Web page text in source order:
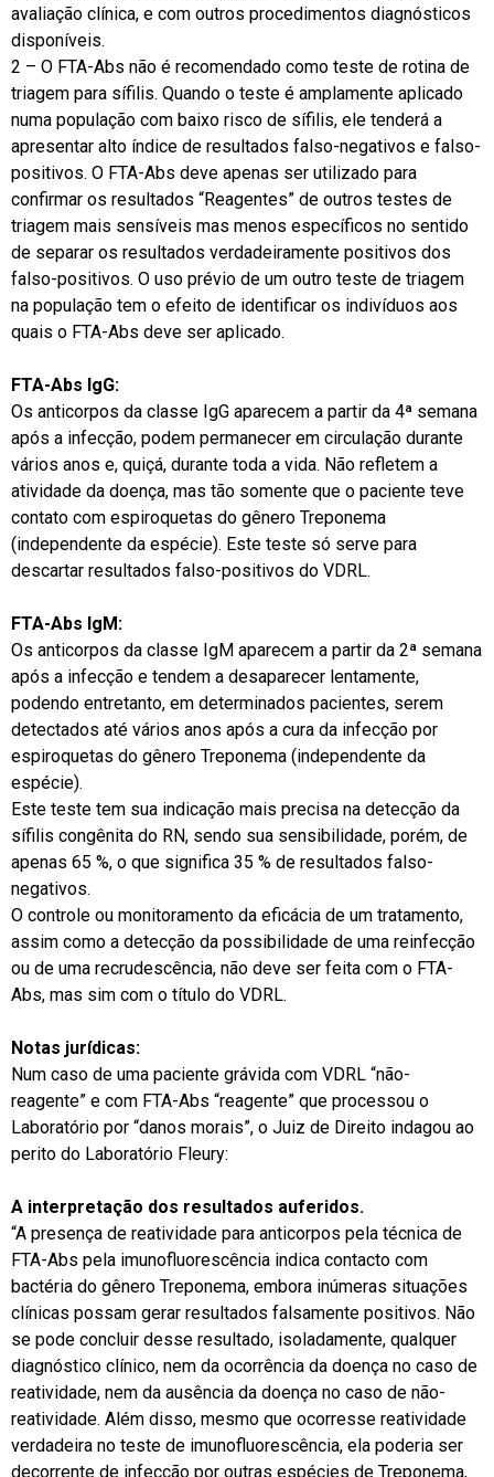
avaliação clínica, e com outros procedimentos diagnósticos
disponíveis.
2 – O FTA-Abs não é recomendado como teste de rotina de
triagem para sífilis. Quando o teste é amplamente aplicado
numa população com baixo risco de sífilis, ele tenderá a
apresentar alto índice de resultados falso-negativos e falso-
positivos. O FTA-Abs deve apenas ser utilizado para
confirmar os resultados “Reagentes” de outros testes de
triagem mais sensíveis mas menos específicos no sentido
de separar os resultados verdadeiramente positivos dos
falso-positivos. O uso prévio de um outro teste de triagem
na população tem o efeito de identificar os indivíduos aos
quais o FTA-Abs deve ser aplicado.
FTA-Abs IgG:
Os anticorpos da classe IgG aparecem a partir da 4ª semana
após a infecção, podem permanecer em circulação durante
vários anos e, quiçá, durante toda a vida. Não refletem a
atividade da doença, mas tão somente que o paciente teve
contato com espiroquetas do gênero Treponema
(independente da espécie). Este teste só serve para
descartar resultados falso-positivos do VDRL.
FTA-Abs IgM:
Os anticorpos da classe IgM aparecem a partir da 2ª semana
após a infecção e tendem a desaparecer lentamente,
podendo entretanto, em determinados pacientes, serem
detectados até vários anos após a cura da infecção por
espiroquetas do gênero Treponema (independente da
espécie).
Este teste tem sua indicação mais precisa na detecção da
sífilis congênita do RN, sendo sua sensibilidade, porém, de
apenas 65 %, o que significa 35 % de resultados falso-
negativos.
O controle ou monitoramento da eficácia de um tratamento,
assim como a detecção da possibilidade de uma reinfecção
ou de uma recrudescência, não deve ser feita com o FTA-
Abs, mas sim com o título do VDRL.
Notas jurídicas:
Num caso de uma paciente grávida com VDRL “não-
reagente” e com FTA-Abs “reagente” que processou o
Laboratório por “danos morais”, o Juiz de Direito indagou ao
perito do Laboratório Fleury:
A interpretação dos resultados auferidos.
“A presença de reatividade para anticorpos pela técnica de
FTA-Abs pela imunofluorescência indica contacto com
bactéria do gênero Treponema, embora inúmeras situações
clínicas possam gerar resultados falsamente positivos. Não
se pode concluir desse resultado, isoladamente, qualquer
diagnóstico clínico, nem da ocorrência da doença no caso de
reatividade, nem da ausência da doença no caso de não-
reatividade. Além disso, mesmo que ocorresse reatividade
verdadeira no teste de imunofluorescência, ela poderia ser
decorrente de infecção por outras espécies de Treponema,